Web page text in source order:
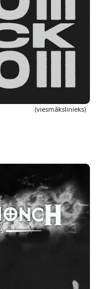
(viesmākslinieks)